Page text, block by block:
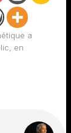
a
en